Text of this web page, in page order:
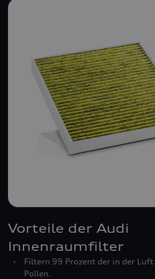
Vorteile der Audi
Innenraumfilter
›
Filtern 99 Prozent der in der
Pollen.